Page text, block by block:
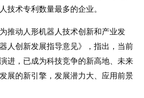
技术专利数量最多的企业。
推动人形机器人技术创新和产业发
人创新发展指导意见》，指出，当前
进，已成为科技竞争的新高地、未来
展的新引擎，发展潜力大、应用前景